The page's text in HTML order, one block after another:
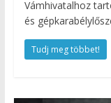
Vámhivatalhoz
és
Tudj meg többet!